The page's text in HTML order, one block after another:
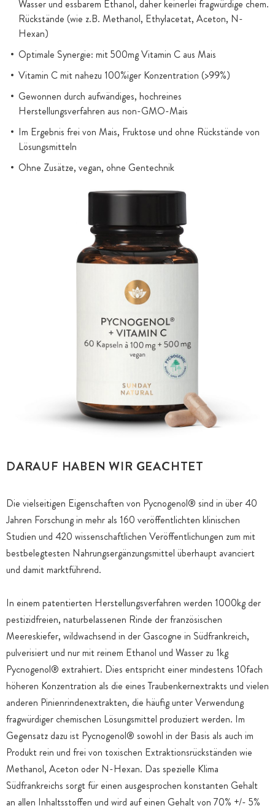
Wasser und essbarem Ethanol, daher keinerlei fragwürdige chem.
Rückstände (wie z.B. Methanol, Ethylacetat, Aceton, N-
Hexan)
Optimale Synergie: mit 500mg Vitamin C aus Mais
Vitamin C mit nahezu 100%iger Konzentration (>99%)
Gewonnen durch aufwändiges, hochreines
Herstellungsverfahren aus non-GMO-Mais
Im Ergebnis frei von Mais, Fruktose und ohne Rückstände von
Lösungsmitteln
Ohne Zusätze, vegan, ohne Gentechnik
DARAUF HABEN WIR GEACHTET
Die vielseitigen Eigenschaften von Pycnogenol® sind in über 40
Jahren Forschung in mehr als 160 veröffentlichten klinischen
Studien und 420 wissenschaftlichen Veröffentlichungen zum mit
bestbelegtesten Nahrungsergänzungsmittel überhaupt avanciert
und damit marktführend.
In einem patentierten Herstellungsverfahren werden 1000kg der
pestizidfreien, naturbelassenen Rinde der französischen
Meereskiefer, wildwachsend in der Gascogne in Südfrankreich,
pulverisiert und nur mit reinem Ethanol und Wasser zu 1kg
Pycnogenol® extrahiert. Dies entspricht einer mindestens 10fach
höheren Konzentration als die eines Traubenkernextrakts und vielen
anderen Pinienrindenextrakten, die häufig unter Verwendung
fragwürdiger chemischen Lösungsmittel produziert werden. Im
Gegensatz dazu ist Pycnogenol® sowohl in der Basis als auch im
Produkt rein und frei von toxischen Extraktionsrückständen wie
Methanol, Aceton oder N-Hexan. Das spezielle Klima
Südfrankreichs sorgt für einen ausgesprochen konstanten Gehalt
an allen Inhaltsstoffen und wird auf einen Gehalt von 70% +/- 5%